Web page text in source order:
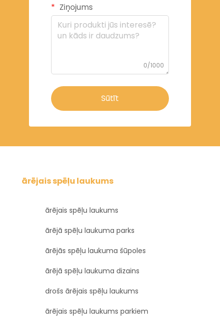
Ziņojums
0/1000
Sūtīt
ārējais spēļu laukums
ārējais spēļu laukums
ārējā spēļu laukuma parks
ārējās spēļu laukuma šūpoles
ārējā spēļu laukuma dizains
drošs ārējais spēļu laukums
ārējais spēļu laukums parkiem